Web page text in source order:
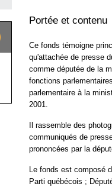
Portée et contenu
Ce fonds témoigne
qu'attachée de presse
comme députée de la
fonctions
parlementaire à la
2001.
Il rassemble des
communiqués de
prononcées par la
Le fonds est composé
Parti québécois ;